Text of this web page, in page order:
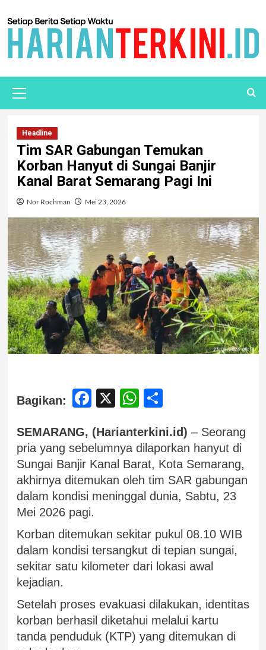
Headline
Tim SAR Gabungan Temukan
Korban Hanyut di Sungai Banjir
Kanal Barat Semarang Pagi Ini
Nor Rochman Mei 23, 2026
Bagikan: Facebook
X WhatsApp
SEMARANG, (Harianterkini.id) – Seorang
pria yang sebelumnya dilaporkan hanyut di
Sungai Banjir Kanal Barat, Kota Semarang,
akhirnya ditemukan oleh tim SAR gabungan
dalam kondisi meninggal dunia, Sabtu, 23
Mei 2026 pagi.
Korban ditemukan sekitar pukul 08.10 WIB
dalam kondisi tersangkut di tepian sungai,
sekitar satu kilometer dari lokasi awal
kejadian.
Setelah proses evakuasi dilakukan, identitas
korban berhasil diketahui melalui kartu
tanda penduduk (KTP) yang ditemukan di